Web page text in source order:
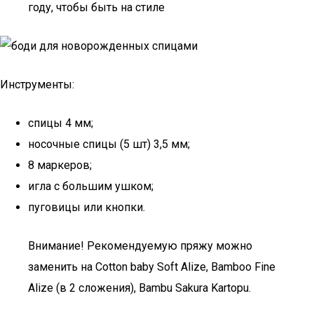
году, чтобы быть на стиле
Инструменты:
спицы 4 мм;
носочные спицы (5 шт) 3,5 мм;
8 маркеров;
игла с большим ушком;
пуговицы или кнопки.
Внимание! Рекомендуемую пряжу можно
заменить на Cotton baby Soft Alize, Bamboo Fine
Alize (в 2 сложения), Bambu Sakura Kartopu.